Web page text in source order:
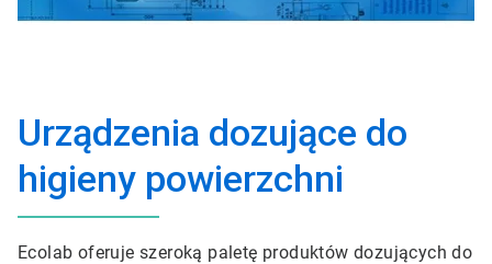
Urządzenia dozujące do
higieny powierzchni
Ecolab oferuje szeroką paletę produktów dozujących do